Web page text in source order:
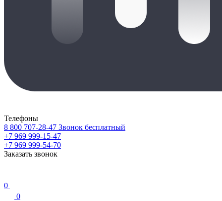
Телефоны
8 800 707-28-47 Звонок бесплатный
+7 969 999-15-47
+7 969 999-54-70
Заказать звонок
0
0